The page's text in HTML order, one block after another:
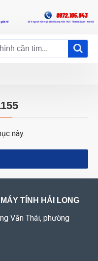
này.
TÍNH HẢI LONG
Văn Thái, phường